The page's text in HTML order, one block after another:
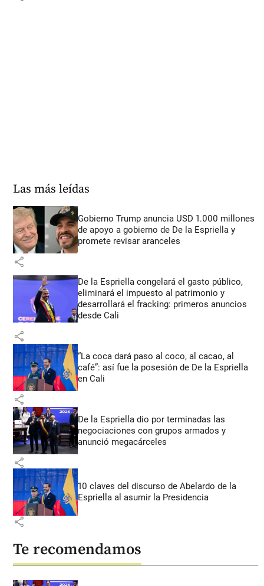
Las más leídas
Gobierno Trump anuncia USD 1.000 millones
de apoyo a gobierno de De la Espriella y
promete revisar aranceles
share
De la Espriella congelará el gasto público,
eliminará el impuesto al patrimonio y
desarrollará el fracking: primeros anuncios
desde Cali
share
“La coca dará paso al coco, al cacao, al
café”: así fue la posesión de De la Espriella
en Cali
share
De la Espriella dio por terminadas las
negociaciones con grupos armados y
anunció megacárceles
share
10 claves del discurso de Abelardo de la
Espriella al asumir la Presidencia
share
Te recomendamos